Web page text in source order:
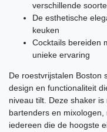
verschillende
De esthetische
keuken
Cocktails bereiden
unieke ervaring
De roestvrijstalen Boston
design en functionaliteit
niveau tilt. Deze shaker
bartenders en
iedereen die de hoogste